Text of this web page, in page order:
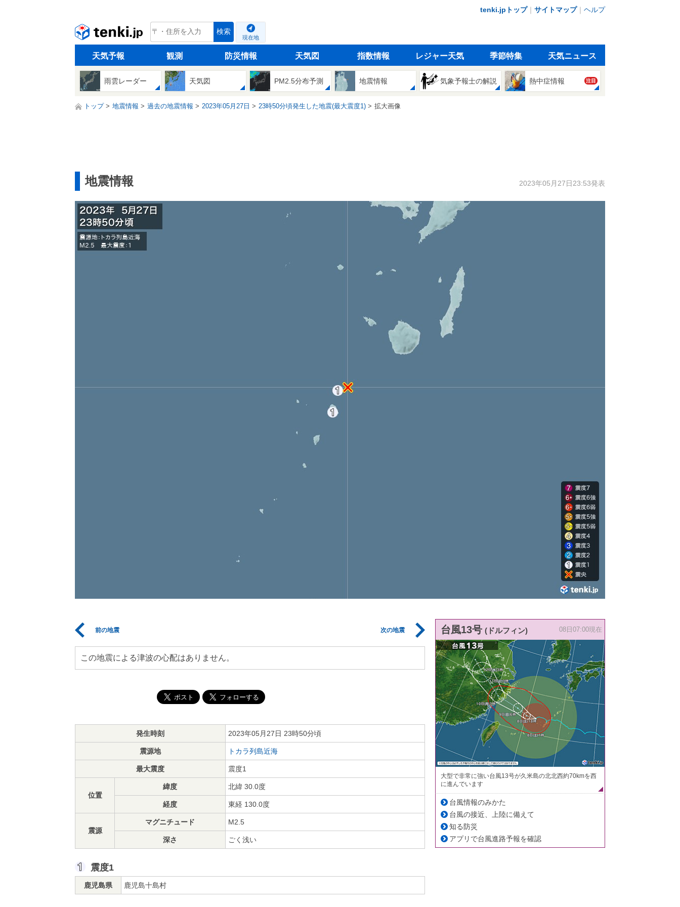
tenki.jpトップ｜ サイトマップ｜ ヘルプ
tenki.jp 検索
現在地
天気予報 観測 防災情報 天気図 指数情報 レジャー天気 季節特集 天気ニュース
雨雲レーダー 天気図 PM2.5分布予測 地震情報 気象予報士の解説 熱中症情報 注目
トップ 地震情報 過去の地震情報 2023年05月27日 23時50分頃発生した地震(最大震度1) 拡大画像
地震情報 2023年05月27日23:53発表
前の地震 次の地震
この地震による津波の心配はありません。
発生時刻 2023年05月27日 23時50分頃
震源地 トカラ列島近海
最大震度 震度1
位置
緯度 北緯 30.0度
経度 東経 130.0度
震源
マグニチュード M2.5
深さ ごく浅い
震度1
鹿児島県 鹿児島十島村
台風13号 (ドルフィン) 08日07:00現在
大型で非常に強い台風13号が久米島の北北西約70kmを西
に進んでいます
台風情報のみかた
台風の接近、上陸に備えて
知る防災
アプリで台風進路予報を確認